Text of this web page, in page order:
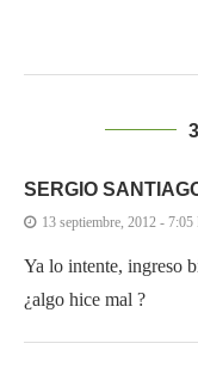
SERGIO
13 septiembre, 2012 - 7:05
Ya lo intente, ingreso
¿algo hice mal ?